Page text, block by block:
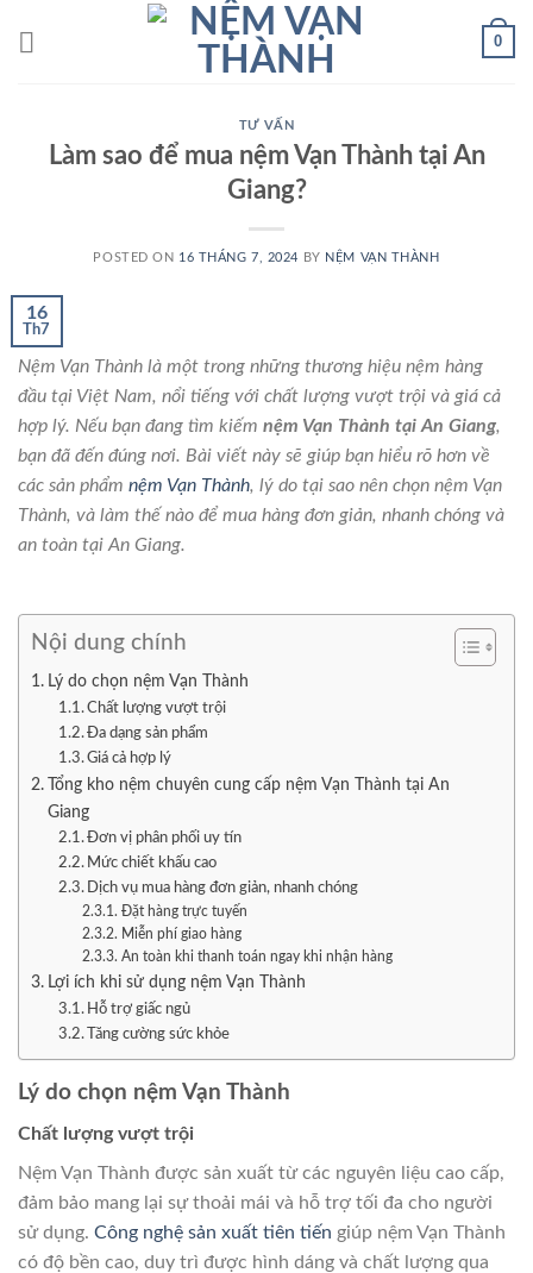
0
TƯ VẤN
Làm sao để mua nệm Vạn Thành tại An
Giang?
POSTED ON 16 THÁNG 7, 2024 BY NỆM VẠN THÀNH
16
Th7
Nệm Vạn Thành là một trong những thương hiệu nệm hàng
đầu tại Việt Nam, nổi tiếng với chất lượng vượt trội và giá cả
hợp lý. Nếu bạn đang tìm kiếm nệm Vạn Thành tại An Giang,
bạn đã đến đúng nơi. Bài viết này sẽ giúp bạn hiểu rõ hơn về
các sản phẩm nệm Vạn Thành, lý do tại sao nên chọn nệm Vạn
Thành, và làm thế nào để mua hàng đơn giản, nhanh chóng và
an toàn tại An Giang.
Nội dung chính
Lý do chọn nệm Vạn Thành
Chất lượng vượt trội
Đa dạng sản phẩm
Giá cả hợp lý
Tổng kho nệm chuyên cung cấp nệm Vạn Thành tại An
Giang
Đơn vị phân phối uy tín
Mức chiết khấu cao
Dịch vụ mua hàng đơn giản, nhanh chóng
Đặt hàng trực tuyến
Miễn phí giao hàng
An toàn khi thanh toán ngay khi nhận hàng
Lợi ích khi sử dụng nệm Vạn Thành
Hỗ trợ giấc ngủ
Tăng cường sức khỏe
Lý do chọn nệm Vạn Thành
Chất lượng vượt trội
Nệm Vạn Thành được sản xuất từ các nguyên liệu cao cấp,
đảm bảo mang lại sự thoải mái và hỗ trợ tối đa cho người
sử dụng. Công nghệ sản xuất tiên tiến giúp nệm Vạn Thành
có độ bền cao, duy trì được hình dáng và chất lượng qua